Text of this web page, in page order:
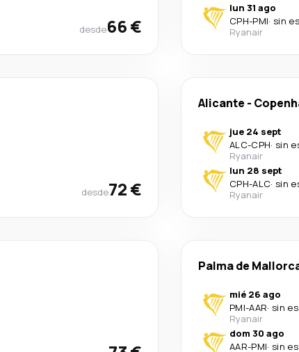
desde66 €
lun 31 ago
CPH-PMI· sin
Ryanair
desde72 €
Alicante -
jue 24 sept
ALC-CPH· sin
Ryanair
lun 28 sept
CPH-ALC· sin
Ryanair
Palma de
mié 26 ago
PMI-AAR· sin
Ryanair
dom 30 ago
AAR-PMI· sin